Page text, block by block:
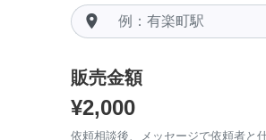
room
販売金額
¥2,000
依頼相談後、メッセージで依頼者と